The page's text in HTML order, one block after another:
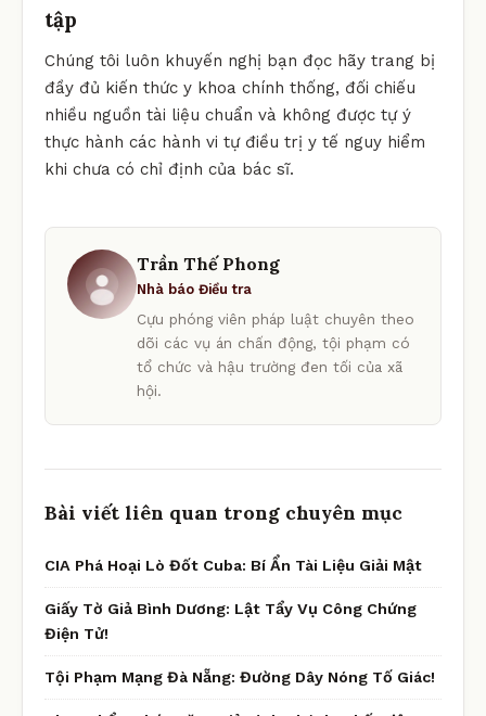
tập
Chúng tôi luôn khuyến nghị bạn đọc hãy trang bị
đầy đủ kiến thức y khoa chính thống, đối chiếu
nhiều nguồn tài liệu chuẩn và không được tự ý
thực hành các hành vi tự điều trị y tế nguy hiểm
khi chưa có chỉ định của bác sĩ.
Trần Thế Phong
Nhà báo Điều tra
Cựu phóng viên pháp luật chuyên theo
dõi các vụ án chấn động, tội phạm có
tổ chức và hậu trường đen tối của xã
hội.
Bài viết liên quan trong chuyên mục
CIA Phá Hoại Lò Đốt Cuba: Bí Ẩn Tài Liệu Giải Mật
Giấy Tờ Giả Bình Dương: Lật Tẩy Vụ Công Chứng
Điện Tử!
Tội Phạm Mạng Đà Nẵng: Đường Dây Nóng Tố Giác!